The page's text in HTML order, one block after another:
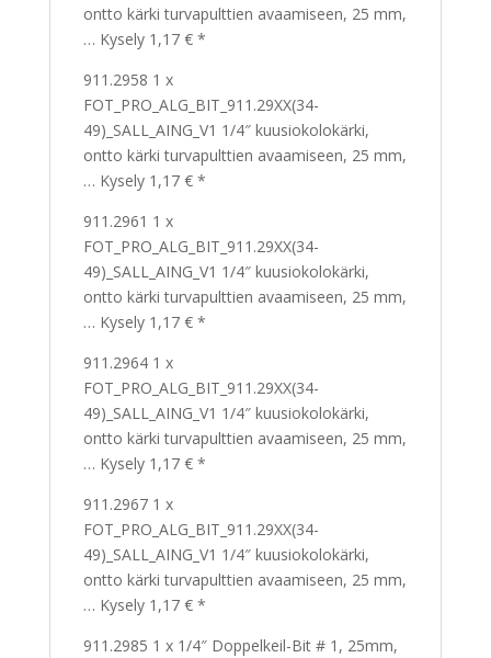
ontto kärki turvapulttien avaamiseen, 25 mm,
… Kysely 1,17 € *
911.2958 1 x
FOT_PRO_ALG_BIT_911.29XX(34-
49)_SALL_AING_V1 1/4″ kuusiokolokärki,
ontto kärki turvapulttien avaamiseen, 25 mm,
… Kysely 1,17 € *
911.2961 1 x
FOT_PRO_ALG_BIT_911.29XX(34-
49)_SALL_AING_V1 1/4″ kuusiokolokärki,
ontto kärki turvapulttien avaamiseen, 25 mm,
… Kysely 1,17 € *
911.2964 1 x
FOT_PRO_ALG_BIT_911.29XX(34-
49)_SALL_AING_V1 1/4″ kuusiokolokärki,
ontto kärki turvapulttien avaamiseen, 25 mm,
… Kysely 1,17 € *
911.2967 1 x
FOT_PRO_ALG_BIT_911.29XX(34-
49)_SALL_AING_V1 1/4″ kuusiokolokärki,
ontto kärki turvapulttien avaamiseen, 25 mm,
… Kysely 1,17 € *
911.2985 1 x 1/4″ Doppelkeil-Bit # 1, 25mm,